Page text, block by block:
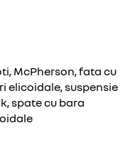
McPherson, fata cu
elicoidale, suspensie
spate cu bara